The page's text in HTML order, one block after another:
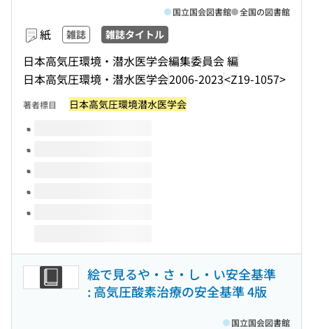
紙 雑誌 雑誌タイトル
日本高気圧環境・潜水医学会編集委員会 編
日本高気圧環境・潜水医学会2006-2023<Z19-1057>
国立国会図書館 全国の図書館
著者標目 日本高気圧環境潜水医学会
このタイトルの巻号
絵で見るや・さ・し・い安全基準
: 高気圧酸素治療の安全基準 4版
国立国会図書館